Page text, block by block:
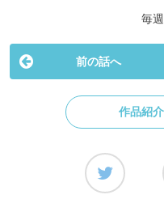
毎
前の話へ
作品紹